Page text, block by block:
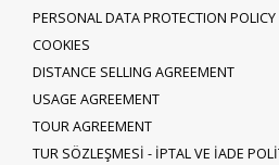
PERSONAL DATA PROTECTION POLICY
COOKIES
DISTANCE SELLING AGREEMENT
USAGE AGREEMENT
TOUR AGREEMENT
TUR SÖZLEŞMESİ - İPTAL VE İADE